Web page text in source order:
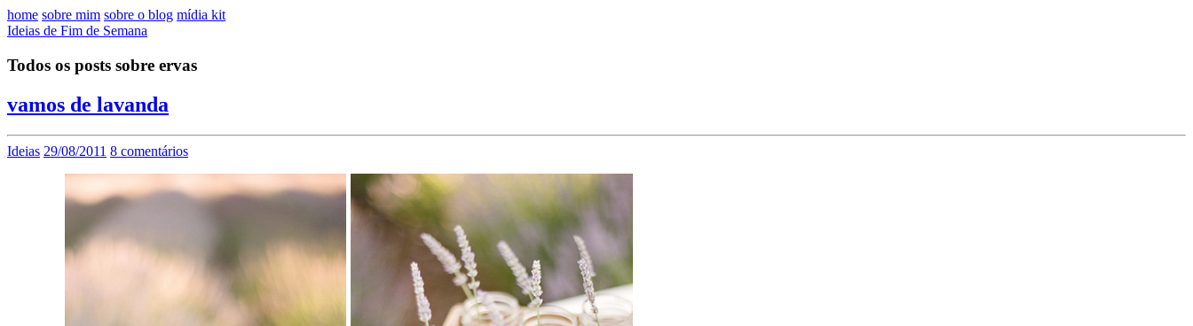
home sobre mim sobre o blog mídia kit
Ideias de Fim de Semana
Todos os posts sobre ervas
vamos de lavanda
Ideias 29/08/2011 8 comentários